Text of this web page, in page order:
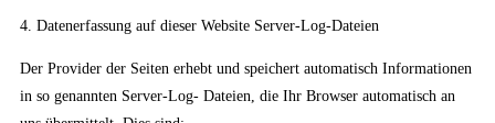
4. Datenerfassung auf dieser Website Server-Log-Dateien
Der Provider der Seiten erhebt und speichert automatisch Informationen
in so genannten Server-Log- Dateien, die Ihr Browser automatisch an